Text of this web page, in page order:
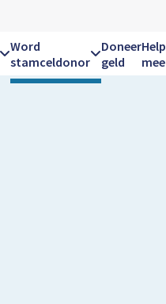
Word
stamceldonor
Doneer
geld
Help
mee